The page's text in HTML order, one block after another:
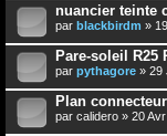
nuancier teinte
par blackbirdm »
Pare-soleil R25
par pythagore » 29
Plan
par calidero » 20